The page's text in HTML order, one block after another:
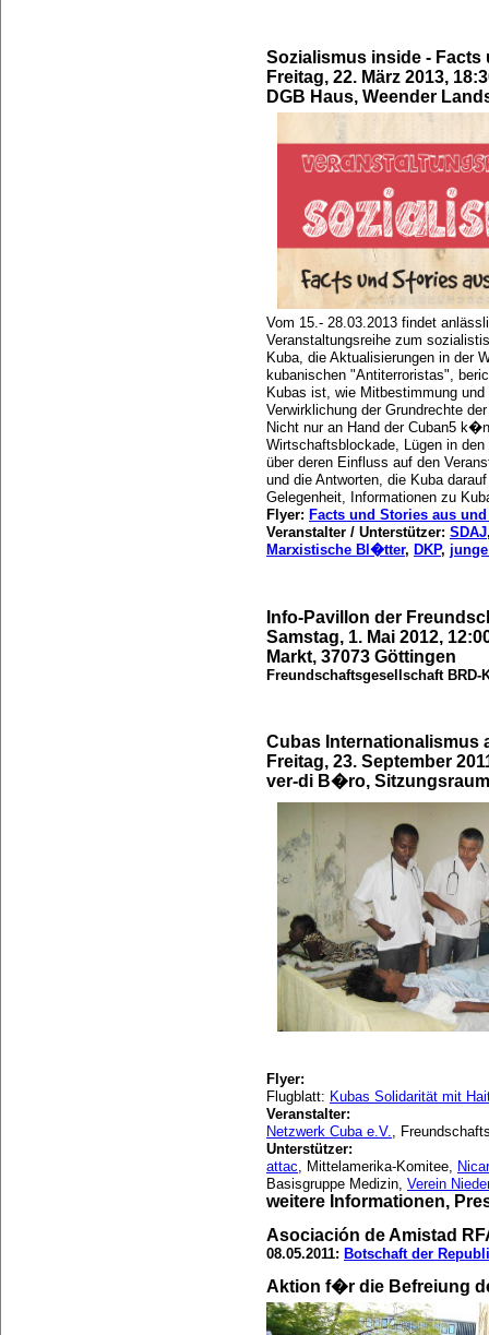
Sozialismus inside -
Freitag, 22. März 2013,
DGB Haus, Weender
Vom 15.- 28.03.2013 findet
Veranstaltungsreihe zum
Kuba, die Aktualisierungen in der
kubanischen "Antiterroristas",
Kubas ist, wie Mitbestimmung
Verwirklichung der Grundrechte
Nicht nur an Hand der Cuban5
Wirtschaftsblockade, Lügen in
über deren Einfluss auf den
und die Antworten, die Kuba
Gelegenheit, Informationen zu
Flyer: Facts und Stories aus
Veranstalter / Unterstützer: SDAJ
Marxistische Bl�tter, DKP,
Info-Pavillon der
Samstag, 1. Mai 2012,
Markt, 37073 Göttingen
Freundschaftsgesellschaft
Cubas Internationalismus
Freitag, 23. September
ver-di B�ro,
Flyer:
Flugblatt: Kubas Solidarität mit
Veranstalter:
Netzwerk Cuba e.V.,
Unterstützer:
attac, Mittelamerika-Komitee,
Basisgruppe Medizin, Verein
weitere Informationen,
Asociación de Amistad
08.05.2011: Botschaft der
Aktion f�r die Befreiung